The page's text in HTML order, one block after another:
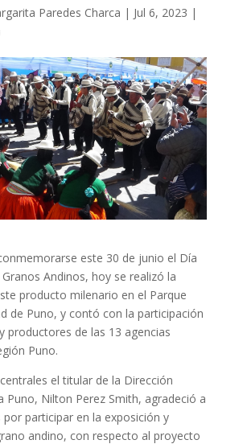
Paredes Charca | Jul 6, 2023 |
este 30 de junio el Día
Andinos, hoy se realizó la
producto milenario en el Parque
de Puno, y contó con la participación
productores de las 13 agencias
Puno.
el titular de la Dirección
Puno, Nilton Perez Smith, agradeció a
participar en la exposición y
andino, con respecto al proyecto